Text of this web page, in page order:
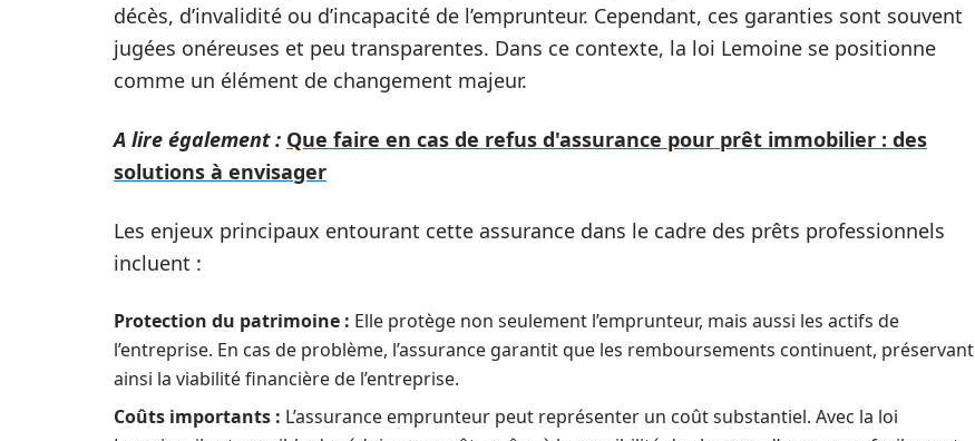
décès, d’invalidité ou d’incapacité de l’emprunteur. Cependant, ces garanties sont souvent
jugées onéreuses et peu transparentes. Dans ce contexte, la loi Lemoine se positionne
comme un élément de changement majeur.
A lire également : Que faire en cas de refus d'assurance pour prêt immobilier : des
solutions à envisager
Les enjeux principaux entourant cette assurance dans le cadre des prêts professionnels
incluent :
Protection du patrimoine : Elle protège non seulement l’emprunteur, mais aussi les actifs de
l’entreprise. En cas de problème, l’assurance garantit que les remboursements continuent, préservant
ainsi la viabilité financière de l’entreprise.
Coûts importants : L’assurance emprunteur peut représenter un coût substantiel. Avec la loi